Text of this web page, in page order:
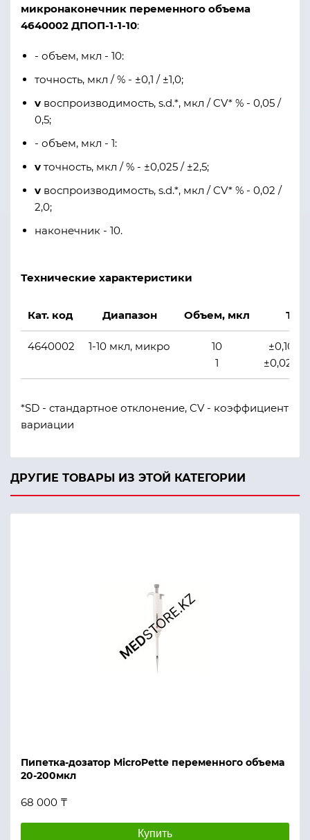
микронаконечник переменного объема
4640002 ДПОП-1-1-10:
- объем, мкл - 10:
точность, мкл / % - ±0,1 / ±1,0;
v воспроизводимость, s.d.*, мкл / CV* % - 0,05 /
0,5;
- объем, мкл - 1:
v точность, мкл / % - ±0,025 / ±2,5;
v воспроизводимость, s.d.*, мкл / CV* % - 0,02 /
2,0;
наконечник - 10.
Технические характеристики
Кат. код Диапазон Объем, мкл
4640002 1-10 мкл, микро
10
1
±0,10
±0,025
*SD - стандартное отклонение, CV - коэффициент
вариации
ДРУГИЕ ТОВАРЫ ИЗ ЭТОЙ КАТЕГОРИИ
Пипетка-дозатор MicroPette переменного объема
20-200мкл
68 000 ₸
Купить